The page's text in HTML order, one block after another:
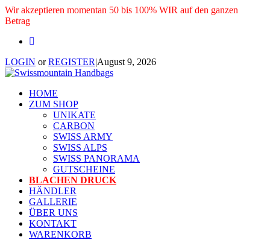
Wir akzeptieren momentan 50 bis 100% WIR auf den ganzen
Betrag
LOGIN orREGISTER|August 9, 2026
HOME
ZUM SHOP
UNIKATE
CARBON
SWISS ARMY
SWISS ALPS
SWISS PANORAMA
GUTSCHEINE
BLACHEN DRUCK
HÄNDLER
GALLERIE
ÜBER UNS
KONTAKT
WARENKORB